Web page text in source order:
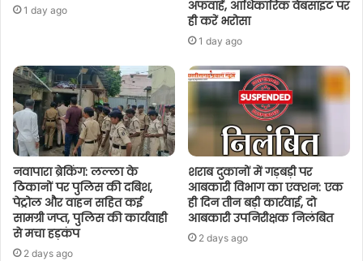
1 day ago
अफवाहें, आधिकारिक वेबसाइट पर
ही करें भरोसा
1 day ago
नवापारा ब्रेकिंग: लल्ला के
ठिकानों पर पुलिस की दबिश,
पेट्रोल और वाहन सहित कई
सामग्री जप्त, पुलिस की कार्यवाही
से मचा हड़कंप
2 days ago
शराब दुकानों में गड़बड़ी पर
आबकारी विभाग का एक्शन: एक
ही दिन तीन बड़ी कार्रवाई, दो
आबकारी उपनिरीक्षक निलंबित
2 days ago